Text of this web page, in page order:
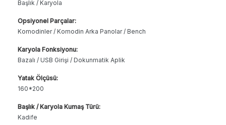
Başlık / Karyola
Opsiyonel Parçalar:
Komodinler / Komodin Arka Panolar / Bench
Karyola Fonksiyonu:
Bazalı / USB Girişi / Dokunmatik Aplik
Yatak Ölçüsü:
160*200
Başlık / Karyola Kumaş Türü:
Kadife